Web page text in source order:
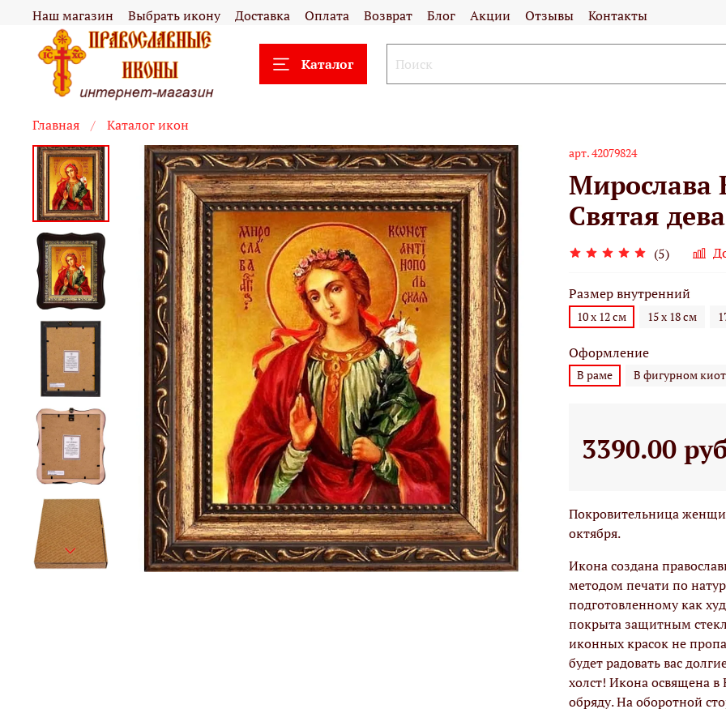
Наш магазин Выбрать икону Доставка Оплата Возврат Блог Акции Отзывы Контакты
Каталог
Главная Каталог икон
арт.42079824
Мирослава
Святая
(5)
Размер внутренний
10 х 12 см 15 х 18 см
Оформление
В раме В фигурном
3390.00
Покровительница
октября.
Икона создана
методом печати по
подготовленному как
покрыта защитным
иконных красок не
будет радовать вас
холст! Икона освящена
обряду. На оборотной